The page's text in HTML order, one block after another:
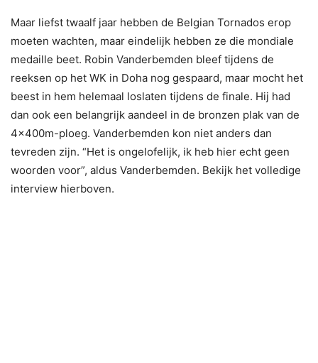
Maar liefst twaalf jaar hebben de Belgian Tornados erop
moeten wachten, maar eindelijk hebben ze die mondiale
medaille beet. Robin Vanderbemden bleef tijdens de
reeksen op het WK in Doha nog gespaard, maar mocht het
beest in hem helemaal loslaten tijdens de finale. Hij had
dan ook een belangrijk aandeel in de bronzen plak van de
4x400m-ploeg. Vanderbemden kon niet anders dan
tevreden zijn. “Het is ongelofelijk, ik heb hier echt geen
woorden voor”, aldus Vanderbemden. Bekijk het volledige
interview hierboven.